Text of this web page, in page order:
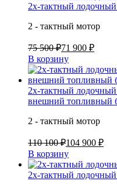
2х-тактный
2 - тактный мотор
75 500 ₽71 900 ₽
В корзину
2х-тактный
внешний топливный
2 - тактный мотор
110 100 ₽104 900 ₽
В корзину
2х-тактный